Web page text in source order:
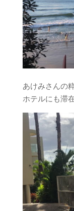
あけみさんの
ホテルにも滞